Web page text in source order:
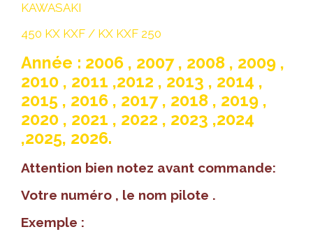
KAWASAKI
450 KX KXF / KX KXF 250
Année : 2006 , 2007 , 2008 , 2009 ,
2010 , 2011 ,2012 , 2013 , 2014 ,
2015 , 2016 , 2017 , 2018 , 2019 ,
2020 , 2021 , 2022 , 2023 ,2024
,2025, 2026.
Attention bien notez avant commande:
Votre numéro , le nom pilote .
Exemple :